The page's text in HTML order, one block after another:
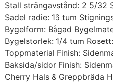
Stall strängavstånd: 2 5/32
Sadel radie: 16 tum
Bygelform: Bågad
Bygelstorlek: 1/4 tum
Toppmaterial Finish:
Baksida/sidor Finish:
Cherry Hals & Greppbräda